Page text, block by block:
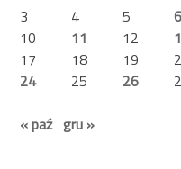
3
4 5 6
10
11 12
17
18 19
24
25 26
« paź gru »